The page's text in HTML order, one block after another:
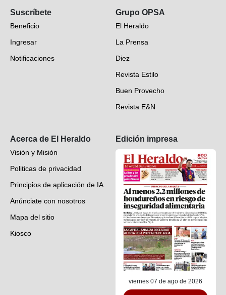
EH Verifica
Fotogalerías
Deportes
Videos
Suscríbete
Beneficio
Ingresar
Notificaciones
Grupo OPSA
El Heraldo
La Prensa
Diez
Revista Estilo
Buen Provecho
Revista E&N
Acerca de El Heraldo
Visión y Misión
Politicas de privacidad
Principios de aplicación de IA
Anúnciate con nosotros
Mapa del sitio
Kiosco
Edición impresa
viernes 07 de ago de 2026